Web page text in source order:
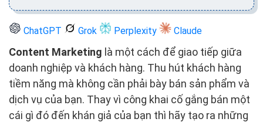
ChatGPT Grok Perplexity Claude
Content Marketing là một cách để giao tiếp giữa
doanh nghiệp và khách hàng. Thu hút khách hàng
tiềm năng mà không cần phải bày bán sản phẩm và
dịch vụ của bạn. Thay vì công khai cố gắng bán một
cái gì đó đến khán giả của bạn thì hãy tạo ra những